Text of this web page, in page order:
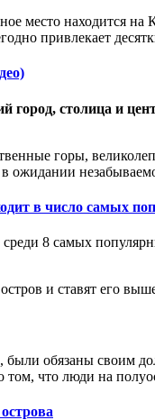
место находится
привлекает
город, столица и
горы,
ожидании
в число самых
среди 8 самых
и ставят его
обязаны своим
том, что люди на